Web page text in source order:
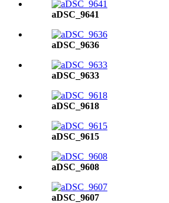
aDSC_9641
aDSC_9636
aDSC_9633
aDSC_9618
aDSC_9615
aDSC_9608
aDSC_9607